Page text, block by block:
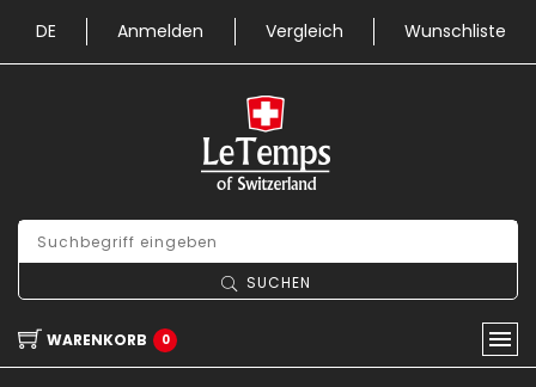
DE Anmelden Vergleich Wunschliste
SUCHEN
WARENKORB 0